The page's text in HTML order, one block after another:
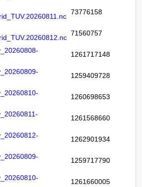
73776158
71560757
1261717148
1259409728
1260698653
1261568660
1262901934
1259717790
1261660005